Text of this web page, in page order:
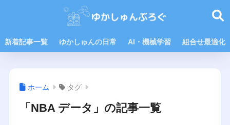
新着記事一覧 ゆかしゅんの日常 AI・機械学習 組合せ最適化
ホーム タグ
「NBA データ」の記事一覧